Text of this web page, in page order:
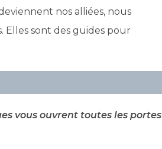
nos alliées, nous
sont des guides pour
vous ouvrent toutes les portes